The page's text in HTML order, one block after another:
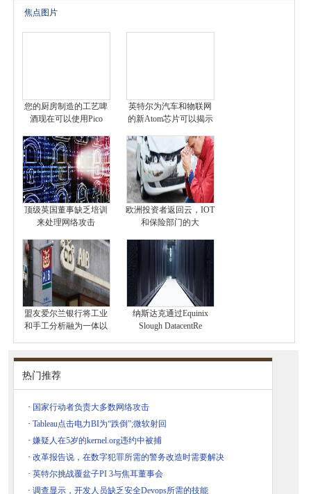
焦点图片
您的厨房制造的工艺啤
酒现在可以使用Pico
英特尔为汽车和物联网
的新Atom芯片可以揭示
顶级英国董事缺乏培训
来处理网络攻击
欧洲投资者返回云，I​​OT
和保险部门的大
盟友爱尔兰银行将工业
和手工分析融为一体以
纳斯达克通过Equinix
Slough DatacentRe
热门推荐
· 国家行动者负责大多数网络攻击
· Tableau点击电力BI为“跌倒”;微软射回
· 嫌疑人在5岁的kernel.org违约中被捕
· 改革报告说，在数字犯罪所需的警务改造时需要解决
· 英特尔挑战覆盆子PI 3与焦耳董事会
· 调查显示，开发人员缺乏安全Devops所需的技能